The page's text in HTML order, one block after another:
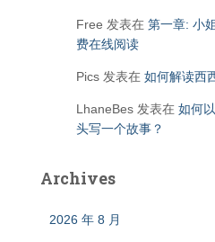
Free 发表在 第一章: 小
费在线阅读
Pics 发表在 如何解读西
LhaneBes 发表在 如何
头写一个故事？
Archives
2026 年 8 月